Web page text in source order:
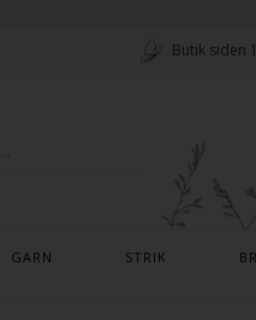
Butik siden
GARN STRIK